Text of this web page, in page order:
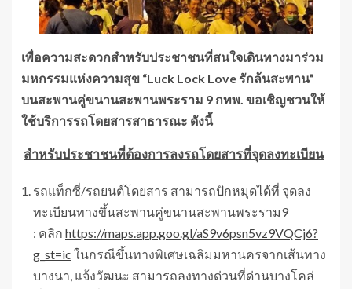
เพื่อความสะดวกสำหรับประชาชนที่สนใจเดินทางมาร่วม
มหกรรมแห่งความสุข “Luck Lock Love รักล้นสะพาน”
บนสะพานคู่ขนานสะพานพระราม 9 กทพ. ขอเชิญชวนให้
ใช้บริการรถโดยสารสาธารณะ ดังนี้
สำหรับประชาชนที่ต้องการลงรถโดยสารที่จุดลงทะเบียน
รถแท็กซี่/รถยนต์โดยสาร สามารถปักหมุดได้ที่ จุดลง
ทะเบียนทางขึ้นสะพานคู่ขนานสะพานพระราม9
: คลิก https://maps.app.goo.gl/aS9v6psn5vz9VQCj6?
g_st=ic ในกรณีขึ้นทางพิเศษเฉลิมมหานครจากเส้นทาง
บางนา, แจ้งวัฒนะ สามารถลงทางด่วนที่ด่านบางโคล่